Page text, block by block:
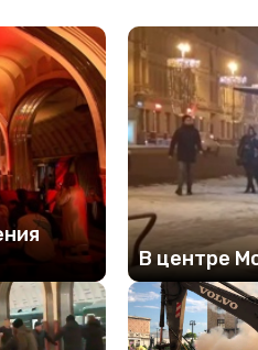
В центре